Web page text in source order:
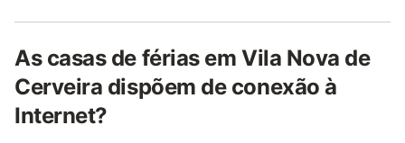
As casas de férias em Vila Nova de
Cerveira dispõem de conexão à
Internet?